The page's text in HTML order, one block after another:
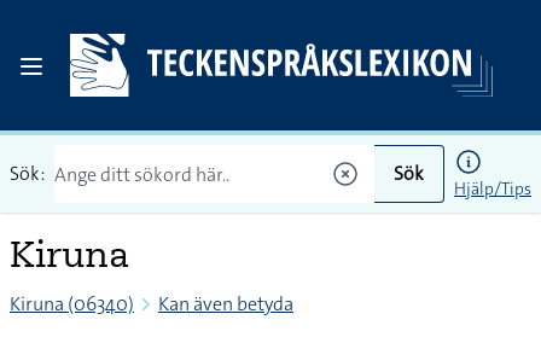
Sök: Sök
Hjälp/Tips
Kiruna
Kiruna (06340) Kan även betyda